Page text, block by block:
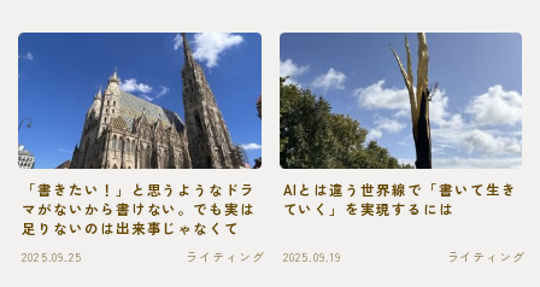
「書きたい！」と思うようなドラ
マがないから書けない。でも実は
足りないのは出来事じゃなくて
2025.09.25 ライティング
AIとは違う世界線で「書いて生き
ていく」を実現するには
2025.09.19 ライティング